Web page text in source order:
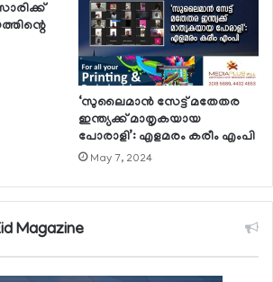
‘സുലൈമാന്‍ സേട്ട് മതേതര
ഇന്ത്യക്ക് മാതൃകയായ
പോരാളി’: എളമരം കരീം എംപി
May 7, 2024
Magazine